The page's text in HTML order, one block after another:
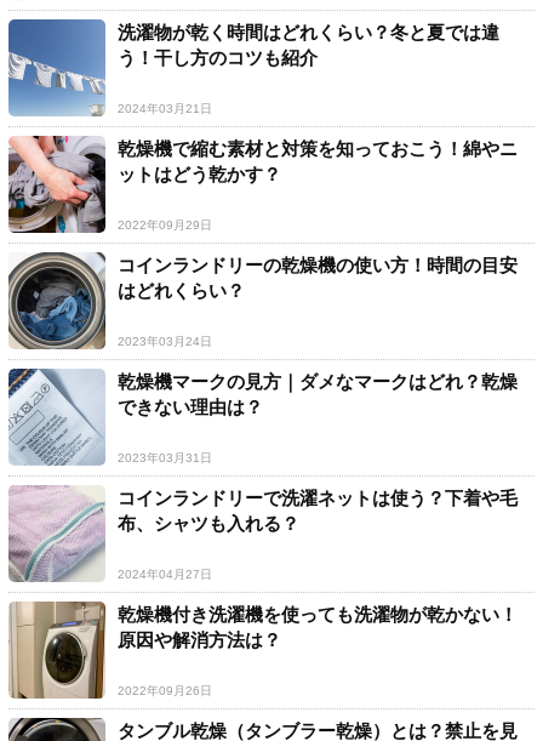
洗濯物が乾く時間はどれくらい？冬と夏では違
う！干し方のコツも紹介
2024年03月21日
乾燥機で縮む素材と対策を知っておこう！綿やニ
ットはどう乾かす？
2022年09月29日
コインランドリーの乾燥機の使い方！時間の目安
はどれくらい？
2023年03月24日
乾燥機マークの見方｜ダメなマークはどれ？乾燥
できない理由は？
2023年03月31日
コインランドリーで洗濯ネットは使う？下着や毛
布、シャツも入れる？
2024年04月27日
乾燥機付き洗濯機を使っても洗濯物が乾かない！
原因や解消方法は？
2022年09月26日
タンブル乾燥（タンブラー乾燥）とは？禁止を見